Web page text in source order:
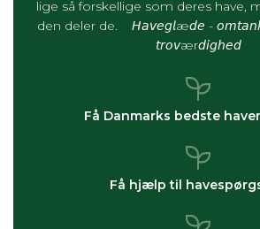
lige så forskellige som deres have,
den deler de. 𝘏𝘢𝘷𝘦𝘨𝘭æ𝘥𝘦 -
𝘵𝘳𝘰𝘷ær𝘥𝘪𝘨𝘩𝘦𝘥
Få Danmarks bedste
Få hjælp til